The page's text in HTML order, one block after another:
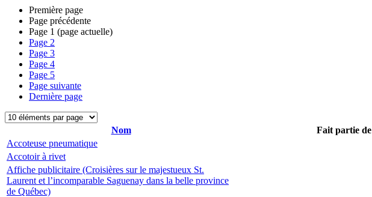
Première page
Page précédente
Page 1 (page actuelle)
Page 2
Page 3
Page 4
Page 5
Page suivante
Dernière page
Nom Fait partie de
Accoteuse pneumatique
Accotoir à rivet
Affiche publicitaire (Croisières sur le majestueux St.
Laurent et l’incomparable Saguenay dans la belle province
de Québec)